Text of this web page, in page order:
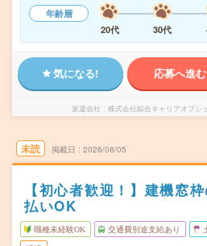
年齢層
20代
30代
気になる! 応募へ進む
派遣会社 株式会社綜合キャリアオプシ
未読 掲載日 2026/08/05
【初心者歓迎！】建機窓
払いOK
職種未経験OK 交通費別途支給あり